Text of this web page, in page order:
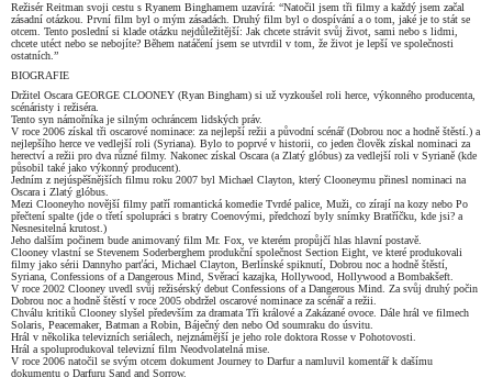
Režisér Reitman svoji cestu s Ryanem Binghamem uzavírá: “Natočil jsem tři filmy a každý jsem začal
zásadní otázkou. První film byl o mým zásadách. Druhý film byl o dospívání a o tom, jaké je to stát se
otcem. Tento poslední si klade otázku nejdůležitější: Jak chcete strávit svůj život, sami nebo s lidmi,
chcete utéct nebo se nebojíte? Během natáčení jsem se utvrdil v tom, že život je lepší ve společnosti
ostatních.”
BIOGRAFIE
Držitel Oscara GEORGE CLOONEY (Ryan Bingham) si už vyzkoušel roli herce, výkonného producenta,
scénáristy i režiséra.
Tento syn námořníka je silným ochráncem lidských práv.
V roce 2006 získal tři oscarové nominace: za nejlepší režii a původní scénář (Dobrou noc a hodně štěstí.) a
nejlepšího herce ve vedlejší roli (Syriana). Bylo to poprvé v historii, co jeden člověk získal nominaci za
herectví a režii pro dva různé filmy. Nakonec získal Oscara (a Zlatý glóbus) za vedlejší roli v Syrianě (kde
působil také jako výkonný producent).
Jedním z nejúspěšnějších filmu roku 2007 byl Michael Clayton, který Clooneymu přinesl nominaci na
Oscara i Zlatý glóbus.
Mezi Clooneyho novější filmy patří romantická komedie Tvrdé palice, Muži, co zírají na kozy nebo Po
přečtení spalte (jde o třetí spolupráci s bratry Coenovými, předchozí byly snímky Bratříčku, kde jsi? a
Nesnesitelná krutost.)
Jeho dalším počinem bude animovaný film Mr. Fox, ve kterém propůjčí hlas hlavní postavě.
Clooney vlastní se Stevenem Soderberghem produkční společnost Section Eight, ve které produkovali
filmy jako sérii Dannyho parťáci, Michael Clayton, Berlínské spiknutí, Dobrou noc a hodně štěstí,
Syriana, Confessions of a Dangerous Mind, Svěrací kazajka, Hollywood, Hollywood a Bombakšeft.
V roce 2002 Clooney uvedl svůj režisérský debut Confessions of a Dangerous Mind. Za svůj druhý počin
Dobrou noc a hodně štěstí v roce 2005 obdržel oscarové nominace za scénář a režii.
Chválu kritiků Clooney slyšel především za dramata Tři králové a Zakázané ovoce. Dále hrál ve filmech
Solaris, Peacemaker, Batman a Robin, Báječný den nebo Od soumraku do úsvitu.
Hrál v několika televizních seriálech, nejznámější je jeho role doktora Rosse v Pohotovosti.
Hrál a spoluprodukoval televizní film Neodvolatelná mise.
V roce 2006 natočil se svým otcem dokument Journey to Darfur a namluvil komentář k dašímu
dokumentu o Darfuru Sand and Sorrow.